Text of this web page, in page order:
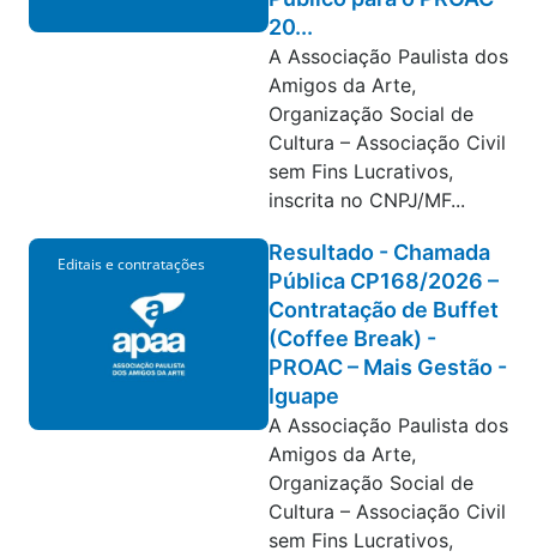
20...
A Associação Paulista dos
Amigos da Arte,
Organização Social de
Cultura – Associação Civil
sem Fins Lucrativos,
inscrita no CNPJ/MF...
Editais e contratações
Resultado - Chamada
Pública CP168/2026 –
Contratação de Buffet
(Coffee Break) -
PROAC – Mais Gestão -
Iguape
A Associação Paulista dos
Amigos da Arte,
Organização Social de
Cultura – Associação Civil
sem Fins Lucrativos,